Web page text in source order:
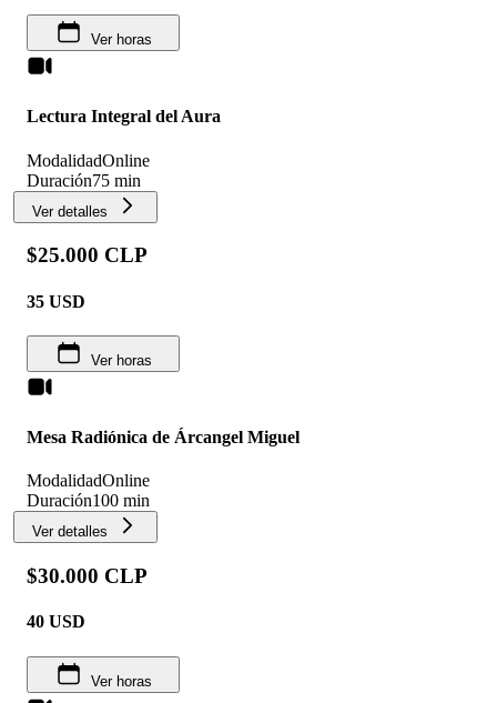
Ver horas
Lectura Integral del Aura
ModalidadOnline
Duración75 min
Ver detalles
$25.000 CLP
35 USD
Ver horas
Mesa Radiónica de Árcangel Miguel
ModalidadOnline
Duración100 min
Ver detalles
$30.000 CLP
40 USD
Ver horas